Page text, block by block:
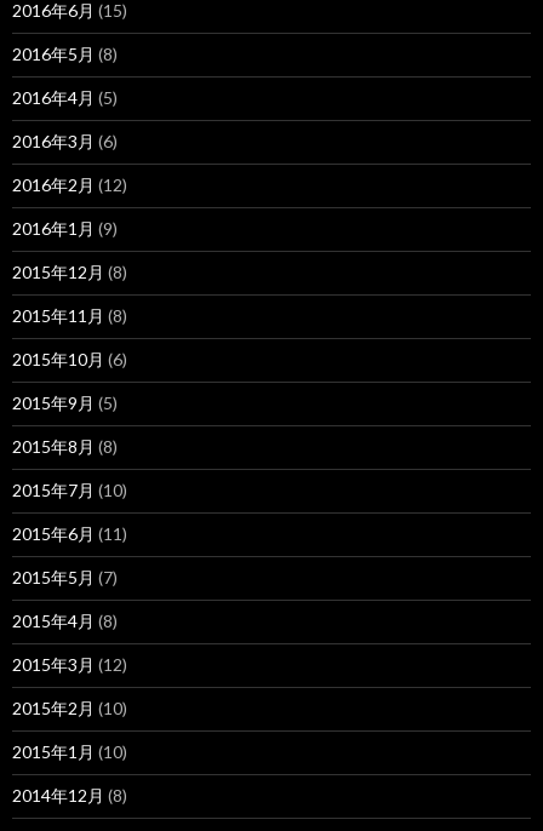
2016年6月 (15)
2016年5月 (8)
2016年4月 (5)
2016年3月 (6)
2016年2月 (12)
2016年1月 (9)
2015年12月 (8)
2015年11月 (8)
2015年10月 (6)
2015年9月 (5)
2015年8月 (8)
2015年7月 (10)
2015年6月 (11)
2015年5月 (7)
2015年4月 (8)
2015年3月 (12)
2015年2月 (10)
2015年1月 (10)
2014年12月 (8)